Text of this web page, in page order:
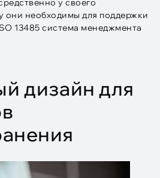
у своего
они необходимы для поддержки
13485 система менеджмента
дизайн для